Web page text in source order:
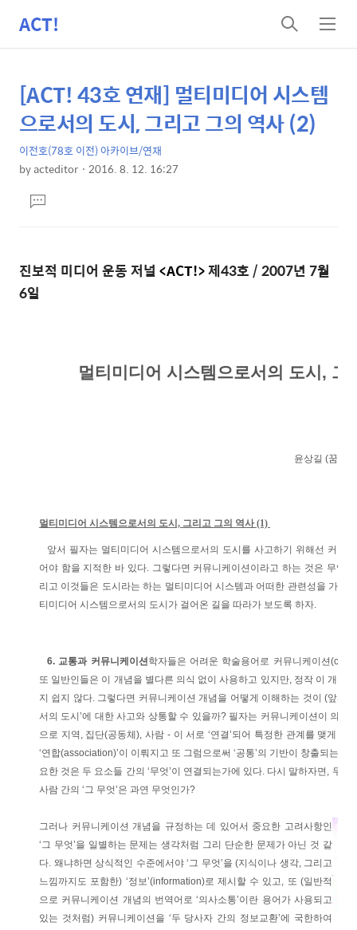
ACT!
검
색
메
뉴
상
세
컨
텐
본
문
제
목
[ACT! 43호 연재] 멀티미디어 시스템
으로서의 도시, 그리고 그의 역사 (2)
이전호(78호 이전) 아카이브/연재
byacteditor 2016. 8. 12. 16:27
문댓
글
진보적 미디어 운동 저널<ACT!>제43호 / 2007년 7월
6일
멀티미디어 시스템으로서의 도시, 그
윤상길 (꿈꾸
멀티미디어 시스템으로서의 도시, 그리고 그의 역사 (1)
앞서 필자는 멀티미디어 시스템으로서의 도시를 사고하기 위해선 커뮤
어야 함을 지적한 바 있다. 그렇다면 커뮤니케이션이라고 하는 것은 무엇
리고 이것들은 도시라는 하는 멀티미디어 시스템과 어떠한 관련성을 가지
티미디어 시스템으로서의 도시가 걸어온 길을 따라가 보도록 하자.
6. 교통과 커뮤니케이션학자들은 어려운 학술용어로 커뮤니케이션
또 일반인들은 이 개념을 별다른 의식 없이 사용하고 있지만, 정작 이 개념
지 쉽지 않다. 그렇다면 커뮤니케이션 개념을 어떻게 이해하는 것이 (앞서
서의 도시’에 대한 사고와 상통할 수 있을까? 필자는 커뮤니케이션이 의미
으로 지역, 집단(공동체), 사람 - 이 서로 ‘연결’되어 특정한 관계를 맺게 됨
‘연합(association)’이 이뤄지고 또 그럼으로써 ‘공통’의 기반이 창출되는
요한 것은 두 요소들 간의 ‘무엇’이 연결되는가에 있다. 다시 말하자면, 두 지
사람 간의 ‘그 무엇’은 과연 무엇인가?
그러나 커뮤니케이션 개념을 규정하는 데 있어서 중요한 고려사항인
‘그 무엇’을 일별하는 문제는 생각처럼 그리 단순한 문제가 아닌 것 같
다. 왜냐하면 상식적인 수준에서야 ‘그 무엇’을 (지식이나 생각, 그리고
느낌까지도 포함한) ‘정보’(information)로 제시할 수 있고, 또 (일반적
으로 커뮤니케이션 개념의 번역어로 ‘의사소통’이란 용어가 사용되고
있는 것처럼) 커뮤니케이션을 ‘두 당사자 간의 정보교환’에 국한하여